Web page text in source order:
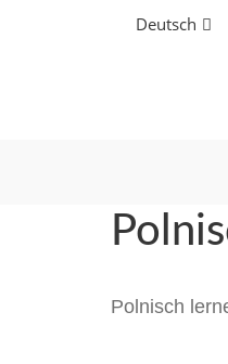
Deutsch
Polnisch